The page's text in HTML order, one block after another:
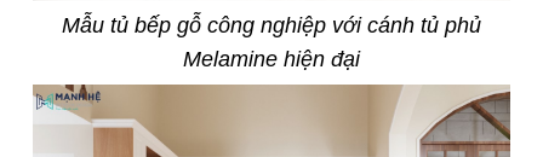
Mẫu tủ bếp gỗ công nghiệp với cánh tủ phủ
Melamine hiện đại